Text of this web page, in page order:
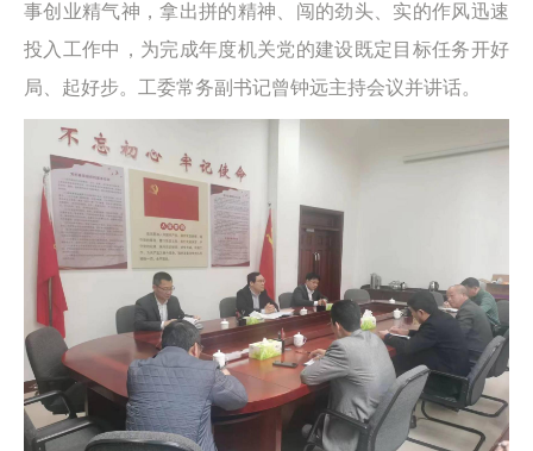
事创业精气神，拿出拼的精神、闯的劲头、实的作风迅速
投入工作中，为完成年度机关党的建设既定目标任务开好
局、起好步。工委常务副书记曾钟远主持会议并讲话。